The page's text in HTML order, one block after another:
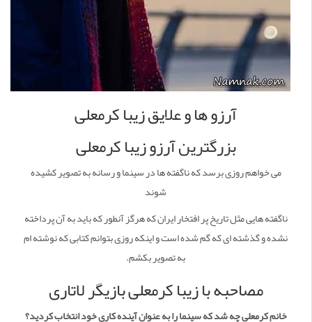
آرزو ها و علایق زیبا کرمعلی
بزرگترین آرزو زیبا کرمعلی
می خواهم روزی برسد که ناگفته ها در سینما و رسانه به تصویر کشیده
شوند
ناگفته هایی مثل تاریخ پر افتخار ایران که هرگز آنطور که باید به آن پرداخته
نشده و گذشته ای که گم شده است و اینکه روزی بتوانم کتابی که نوشته ام
به تصویر بکشم.
مصاحبه با زیبا کرمعلی بازیگر لاتاری
خانم کرمعلی چه شد که سینما را به عنوان آینده کاری خود انتخاب کردید؟